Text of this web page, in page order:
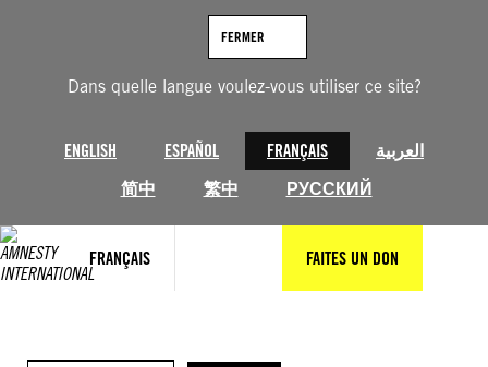
Dans quelle langue voulez-vous utiliser ce site?
ENGLISH ESPAÑOL FRANÇAIS
العربية
简中
繁中 РУССКИЙ
FERMER
FRANÇAIS FAITES UN DON